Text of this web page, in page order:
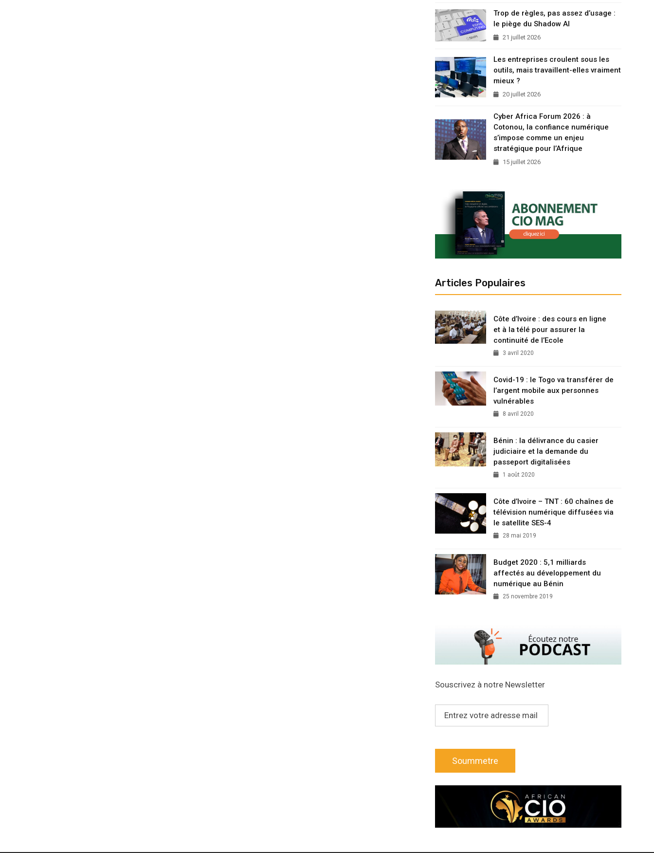
Trop de règles, pas assez d’usage :
le piège du Shadow AI
21 juillet 2026
Les entreprises croulent sous les
outils, mais travaillent-elles vraiment
mieux ?
20 juillet 2026
Cyber Africa Forum 2026 : à
Cotonou, la confiance numérique
s’impose comme un enjeu
stratégique pour l’Afrique
15 juillet 2026
Articles Populaires
Côte d’Ivoire : des cours en ligne
et à la télé pour assurer la
continuité de l’Ecole
3 avril 2020
Covid-19 : le Togo va transférer de
l’argent mobile aux personnes
vulnérables
8 avril 2020
Bénin : la délivrance du casier
judiciaire et la demande du
passeport digitalisées
1 août 2020
Côte d’Ivoire – TNT : 60 chaînes de
télévision numérique diffusées via
le satellite SES-4
28 mai 2019
Budget 2020 : 5,1 milliards
affectés au développement du
numérique au Bénin
25 novembre 2019
Souscrivez à notre Newsletter